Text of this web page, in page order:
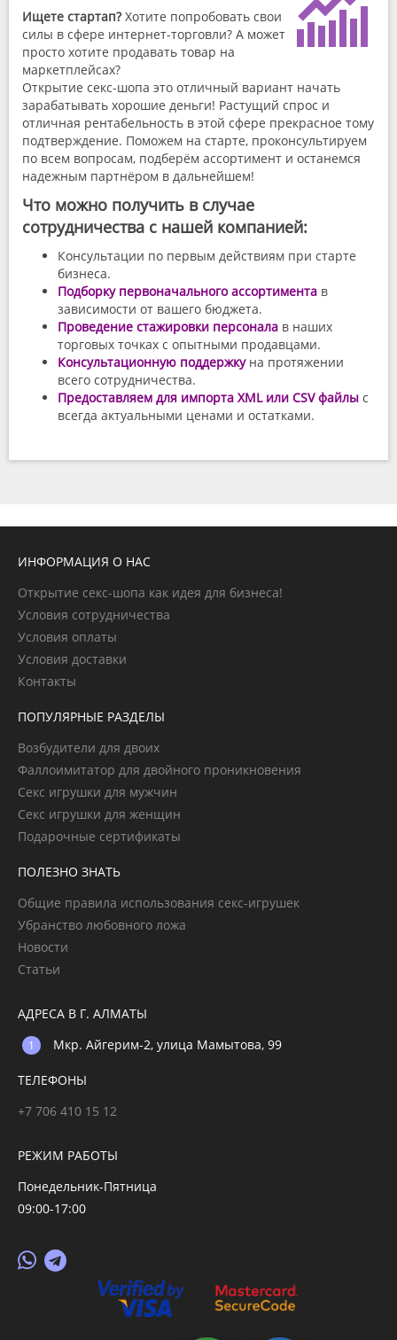
Ищете стартап?Хотите попробовать свои
силы в сфере интернет-торговли? А может
просто хотите продавать товар на
маркетплейсах?
Открытие секс-шопа это отличный вариант начать
зарабатывать хорошие деньги! Растущий спрос и
отличная рентабельность в этой сфере прекрасное тому
подтверждение. Поможем на старте, проконсультируем
по всем вопросам, подберём ассортимент и останемся
надежным партнёром в дальнейшем!
Что можно получить в случае
сотрудничества с нашей компанией:
Консультации по первым действиям при старте
бизнеса.
Подборку первоначального ассортимента в
зависимости от вашего бюджета.
Проведение стажировки персонала в наших
торговых точках с опытными продавцами.
Консультационную поддержкуна протяжении
всего сотрудничества.
Предоставляем для импорта XML или CSV файлы с
всегда актуальными ценами и остатками.
ИНФОРМАЦИЯ О НАС
Открытие секс-шопа как идея для бизнеса!
Условия сотрудничества
Условия оплаты
Условия доставки
Контакты
ПОПУЛЯРНЫЕ РАЗДЕЛЫ
Возбудители для двоих
Фаллоимитатор для двойного проникновения
Секс игрушки для мужчин
Секс игрушки для женщин
Подарочные сертификаты
ПОЛЕЗНО ЗНАТЬ
Общие правила использования секс-игрушек
Убранство любовного ложа
Новости
Статьи
АДРЕСА В Г. АЛМАТЫ
Мкр. Айгерим-2, улица Мамытова, 99
ТЕЛЕФОНЫ
+7 706 410 15 12
РЕЖИМ РАБОТЫ
Понедельник-Пятница
09:00-17:00